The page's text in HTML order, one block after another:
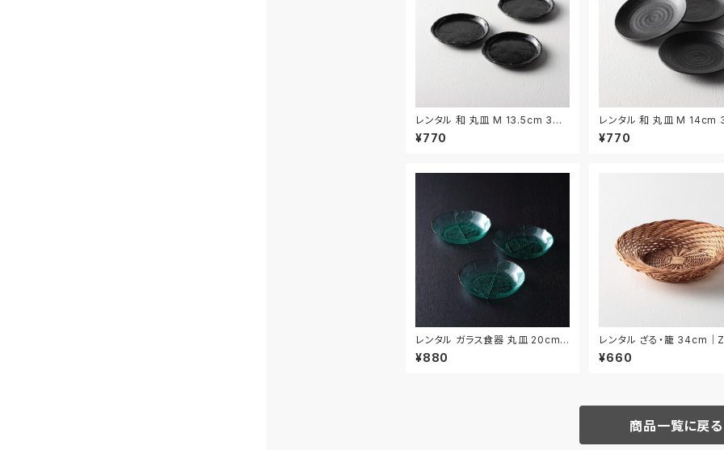
レンタル 和 丸皿 M 13.5cm 3枚
セット｜WMM032
¥770
レンタル 和 丸皿 M 14cm
ット｜WMM035
¥770
レンタル ガラス食器 丸皿 20cm
3枚セット｜GLM022
¥880
レンタル ざる・籠 34cm｜
5
¥660
商品一覧に戻る